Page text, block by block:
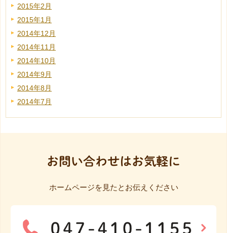
2015年2月
2015年1月
2014年12月
2014年11月
2014年10月
2014年9月
2014年8月
2014年7月
お問い合わせはお気軽に
ホームページを見たとお伝えください